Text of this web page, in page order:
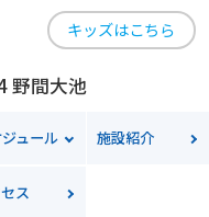
キッズはこちら
野間大池
ュール 施設紹介
ス